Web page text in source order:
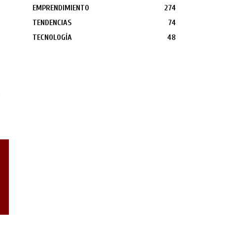
EMPRENDIMIENTO
274
TENDENCIAS
74
TECNOLOGÍA
48